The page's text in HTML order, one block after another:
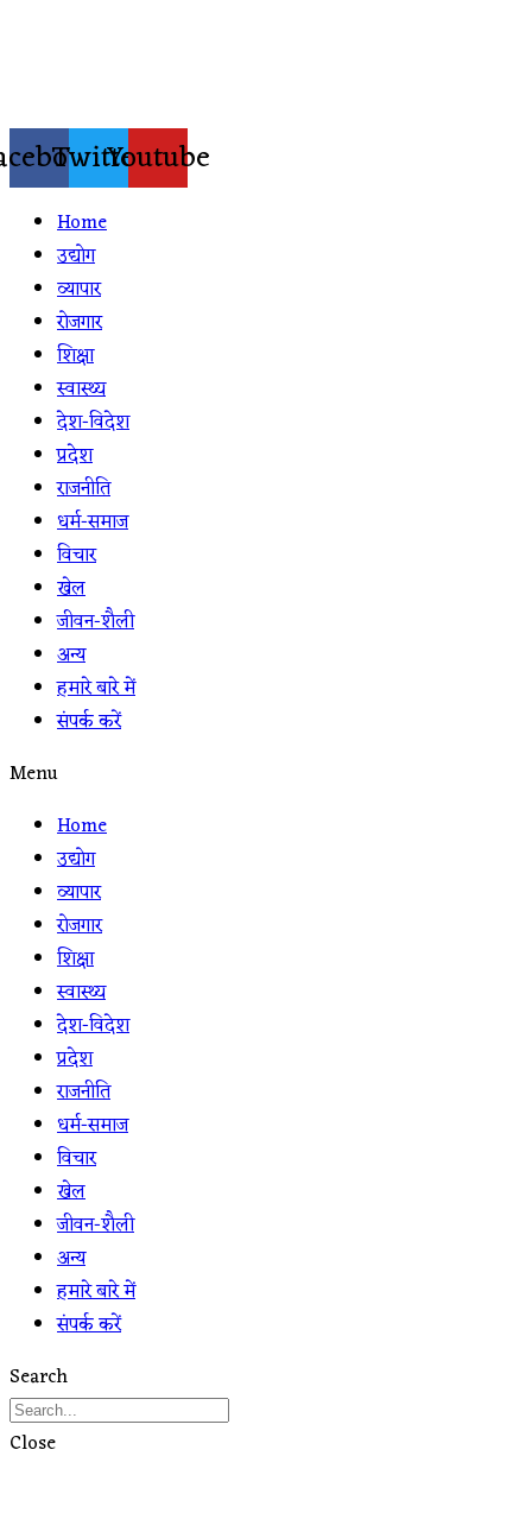
TwitterYoutube
Home
उद्योग
व्यापार
रोजगार
शिक्षा
स्वास्थ्य
देश-विदेश
प्रदेश
राजनीति
धर्म-समाज
विचार
खेल
जीवन-शैली
अन्य
हमारे बारे में
संपर्क करें
Menu
Home
उद्योग
व्यापार
रोजगार
शिक्षा
स्वास्थ्य
देश-विदेश
प्रदेश
राजनीति
धर्म-समाज
विचार
खेल
जीवन-शैली
अन्य
हमारे बारे में
संपर्क करें
Search
Close